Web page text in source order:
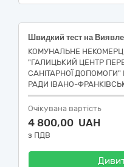
КОМУНАЛЬНЕ
"ГАЛИЦЬКИЙ ЦЕНТР
САНІТАРНОЇ ДОПОМОГИ"
РАДИ ІВАНО-
Очікувана вартість
4 800,00 UAH
з ПДВ